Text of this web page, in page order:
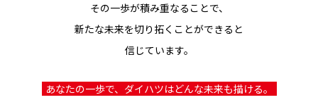
その一歩が積み重なることで、
新たな未来を切り拓くことができると
信じています。
あなたの一歩で、ダイハツはどんな未来も描ける。